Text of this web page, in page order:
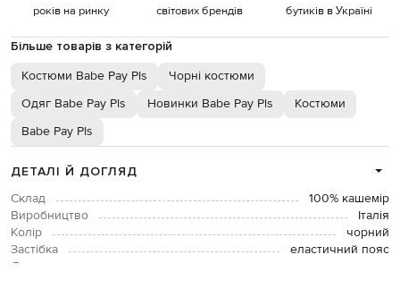
років на ринку світових брендів бутиків в Україні
Більше товарів з категорій
Костюми Babe Pay Pls
Чорні костюми
Одяг Babe Pay Pls
Новинки Babe Pay Pls
Костюми
Babe Pay Pls
ДЕТАЛІ Й ДОГЛЯД
Склад
100% кашемір
Виробництво
Італія
Колір
чорний
Застібка
еластичний пояс
Догляд